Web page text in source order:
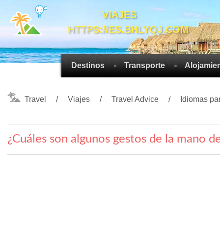
VIAJES
HTTPS://ES.BHLYQJ.COM
Destinos Transporte
Travel Viajes Travel Advice Idiomas
¿Cuáles son algunos gestos de la mano